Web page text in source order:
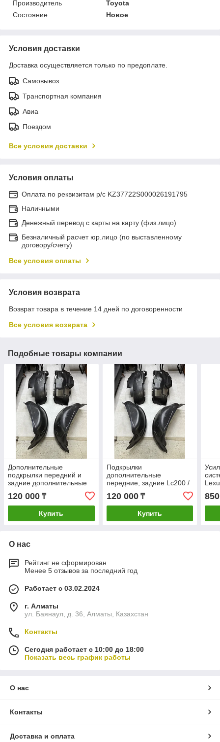
Производитель
Toyota
Состояние
Новое
Условия доставки
Доставка осуществляется только по предоплате.
Самовывоз
Транспортная компания
Авиа
Поездом
Все условия доставки
Условия оплаты
Оплата по реквизитам р/с KZ37722S000026191795
Наличными
Денежный перевод с карты на карту (физ.лицо)
Безналичный расчет юр.лицо (по выставленному
договору/счету)
Все условия оплаты
Условия возврата
Возврат товара в течение 14 дней по договоренности
Все условия возврата
Подобные товары компании
Дополнительные
подкрылки передний и
задние дополнительные
Lc200 / Lx570
120 000 ₸
Купить
Подкрылки
дополнительные
передние, задние Lc200 /
120 000₸
Купить
О нас
Рейтинг не сформирован
Менее 5 отзывов за последний год
Работает с 03.02.2024
г. Алматы
ул. Баянаул, д. 36, Алматы, Казахстан
Контакты
Сегодня работает с 10:00 до 18:00
Показать весь график работы
О нас
Контакты
Доставка и оплата